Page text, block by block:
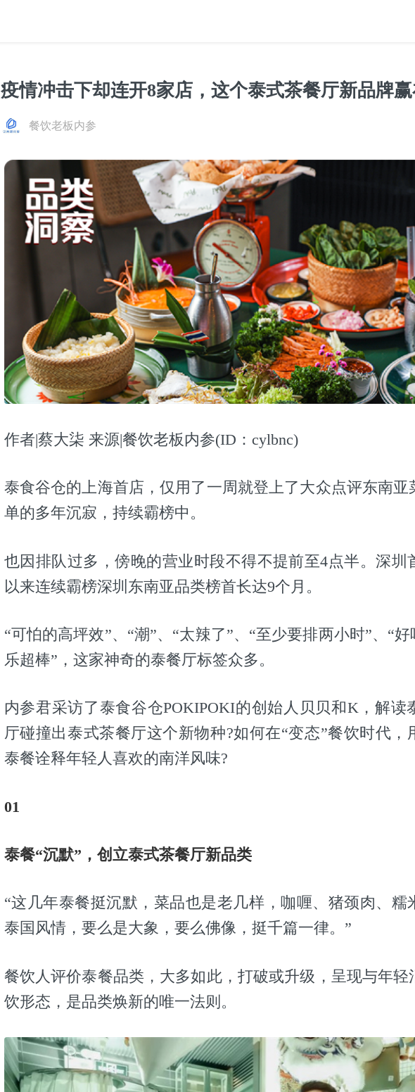
疫情冲击下却连开8家店，这个泰式茶餐厅新品牌赢
餐饮老板内参
作者|蔡大柒 来源|餐饮老板内参(ID：cylbnc)
泰食谷仓的上海首店，仅用了一周就登上了大众点评东南亚
单的多年沉寂，持续霸榜中。
也因排队过多，傍晚的营业时段不得不提前至4点半。深圳
以来连续霸榜深圳东南亚品类榜首长达9个月。
“可怕的高坪效”、“潮”、“太辣了”、“至少要排两小时”、“
乐超棒”，这家神奇的泰餐厅标签众多。
内参君采访了泰食谷仓POKIPOKI的创始人贝贝和K，解读
厅碰撞出泰式茶餐厅这个新物种?如何在“变态”餐饮时代，
泰餐诠释年轻人喜欢的南洋风味?
01
泰餐“沉默”，创立泰式茶餐厅新品类
“这几年泰餐挺沉默，菜品也是老几样，咖喱、猪颈肉、糯
泰国风情，要么是大象，要么佛像，挺千篇一律。”
餐饮人评价泰餐品类，大多如此，打破或升级，呈现与年轻
饮形态，是品类焕新的唯一法则。